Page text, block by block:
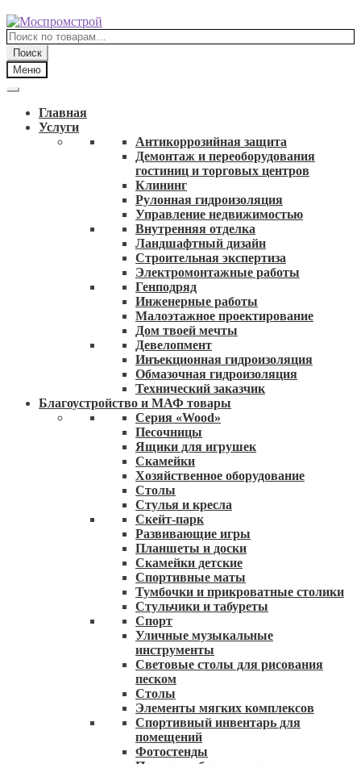
Перейти
к
навигации
Перейти
к
содержимому
Искать:
Поиск
Меню
Главная
Услуги
Антикоррозийная защита
Демонтаж и переоборудования
гостиниц и торговых центров
Клининг
Рулонная гидроизоляция
Управление недвижимостью
Внутренняя отделка
Ландшафтный дизайн
Строительная экспертиза
Электромонтажные работы
Генподряд
Инженерные работы
Малоэтажное проектирование
Дом твоей мечты
Девелопмент
Инъекционная гидроизоляция
Обмазочная гидроизоляция
Технический заказчик
Благоустройство и МАФ товары
Серия «Wood»
Песочницы
Ящики для игрушек
Скамейки
Хозяйственное оборудование
Столы
Стулья и кресла
Скейт-парк
Развивающие игры
Планшеты и доски
Скамейки детские
Спортивные маты
Тумбочки и прикроватные столики
Стульчики и табуреты
Спорт
Уличные музыкальные
инструменты
Световые столы для рисования
песком
Столы
Элементы мягких комплексов
Спортивный инвентарь для
помещений
Фотостенды